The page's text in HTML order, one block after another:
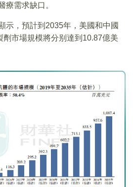
療需求缺口。
示，預計到2035年，美國和中國
市場規模將分别達到10.87億美